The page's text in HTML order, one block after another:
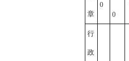
章
0
0
行
政